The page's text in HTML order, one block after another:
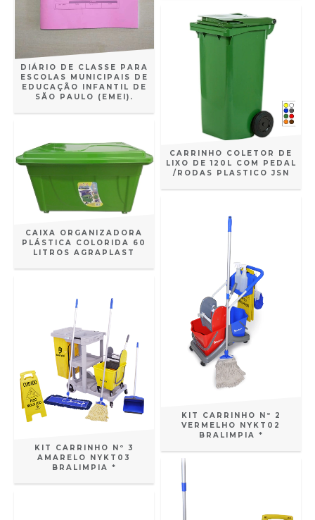
DIÁRIO DE CLASSE PARA
ESCOLAS MUNICIPAIS DE
EDUCAÇÃO INFANTIL DE
SÃO PAULO (EMEI).
CAIXA ORGANIZADORA
PLÁSTICA COLORIDA 60
LITROS AGRAPLAST
CARRINHO COLETOR DE
LIXO DE 120L COM PEDAL
/RODAS PLASTICO JSN
KIT CARRINHO Nº 3
AMARELO NYKT03
BRALIMPIA *
KIT CARRINHO Nº 2
VERMELHO NYKT02
BRALIMPIA *